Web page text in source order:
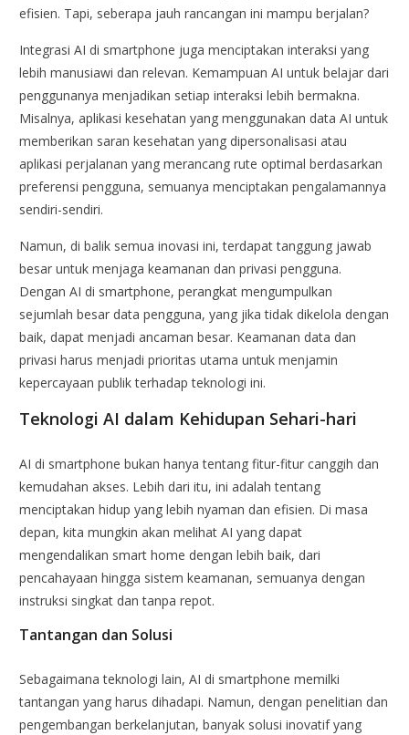
efisien. Tapi, seberapa jauh rancangan ini mampu berjalan?
Integrasi AI di smartphone juga menciptakan interaksi yang
lebih manusiawi dan relevan. Kemampuan AI untuk belajar dari
penggunanya menjadikan setiap interaksi lebih bermakna.
Misalnya, aplikasi kesehatan yang menggunakan data AI untuk
memberikan saran kesehatan yang dipersonalisasi atau
aplikasi perjalanan yang merancang rute optimal berdasarkan
preferensi pengguna, semuanya menciptakan pengalamannya
sendiri-sendiri.
Namun, di balik semua inovasi ini, terdapat tanggung jawab
besar untuk menjaga keamanan dan privasi pengguna.
Dengan AI di smartphone, perangkat mengumpulkan
sejumlah besar data pengguna, yang jika tidak dikelola dengan
baik, dapat menjadi ancaman besar. Keamanan data dan
privasi harus menjadi prioritas utama untuk menjamin
kepercayaan publik terhadap teknologi ini.
Teknologi AI dalam Kehidupan Sehari-hari
AI di smartphone bukan hanya tentang fitur-fitur canggih dan
kemudahan akses. Lebih dari itu, ini adalah tentang
menciptakan hidup yang lebih nyaman dan efisien. Di masa
depan, kita mungkin akan melihat AI yang dapat
mengendalikan smart home dengan lebih baik, dari
pencahayaan hingga sistem keamanan, semuanya dengan
instruksi singkat dan tanpa repot.
Tantangan dan Solusi
Sebagaimana teknologi lain, AI di smartphone memilki
tantangan yang harus dihadapi. Namun, dengan penelitian dan
pengembangan berkelanjutan, banyak solusi inovatif yang